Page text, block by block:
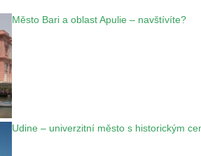
Město Bari a oblast Apulie – navštívíte?
Udine – univerzitní město s historickým